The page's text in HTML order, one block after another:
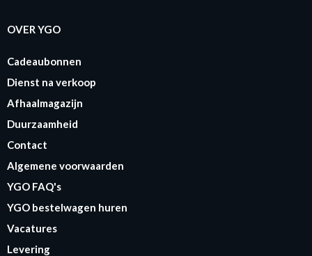
OVER YGO
Cadeaubonnen
Dienst na verkoop
Afhaalmagazijn
Duurzaamheid
Contact
Algemene voorwaarden
YGO FAQ's
YGO bestelwagen huren
Vacatures
Levering